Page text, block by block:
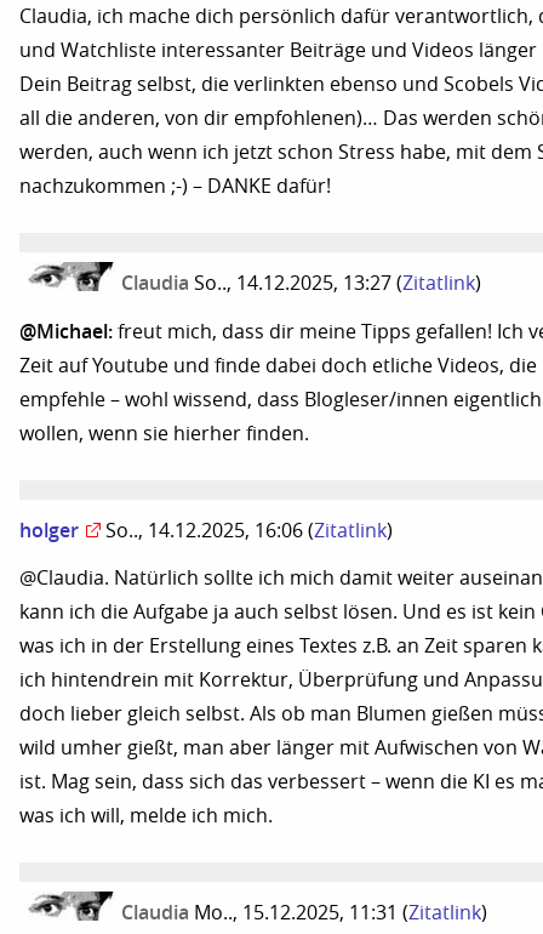
Claudia, ich mache dich persönlich dafür verantwortlich,
und Watchliste interessanter Beiträge und Videos
Dein Beitrag selbst, die verlinkten ebenso und Scobels
all die anderen, von dir empfohlenen)… Das werden
werden, auch wenn ich jetzt schon Stress habe, mit dem
nachzukommen ;-) – DANKE dafür!
Claudia So.., 14.12.2025, 13:27 (Zitatlink)
@Michael: freut mich, dass dir meine Tipps gefallen! Ich
Zeit auf Youtube und finde dabei doch etliche Videos,
empfehle – wohl wissend, dass Blogleser/innen
wollen, wenn sie hierher finden.
holger So.., 14.12.2025, 16:06 (Zitatlink)
@Claudia. Natürlich sollte ich mich damit weiter
kann ich die Aufgabe ja auch selbst lösen. Und es ist
was ich in der Erstellung eines Textes z.B. an Zeit sparen
ich hintendrein mit Korrektur, Überprüfung und
doch lieber gleich selbst. Als ob man Blumen gießen
wild umher gießt, man aber länger mit Aufwischen von
ist. Mag sein, dass sich das verbessert – wenn die KI es
was ich will, melde ich mich.
Claudia Mo.., 15.12.2025, 11:31 (Zitatlink)